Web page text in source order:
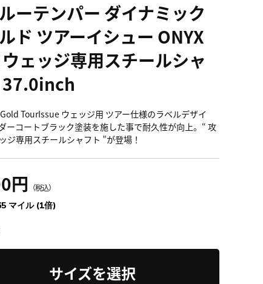
ーテンパー ダイナミック
ド ツアーイシュー ONYX
ェッジ専用スチールシャ
37.0inch
TourIssue ウェッジ用 ツアー仕様のラベルデザイ
ーコートブラック塗装を施した事で耐久性が向上。“ 攻
ジ専用スチールシャフト ”が登場！
円 （税込）
マイル (1倍)
サイズを選択